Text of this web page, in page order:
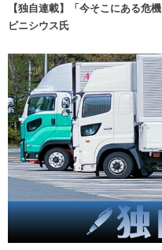
【独自連載】「今そこにある危
ビニシウス氏